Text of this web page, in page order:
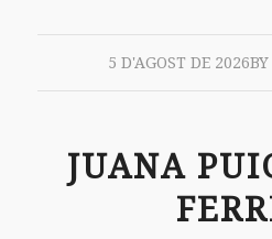
5 D'AGOST DE 2026
JUANA